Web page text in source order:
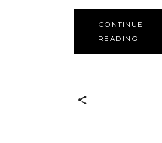
CONTINUE
READING